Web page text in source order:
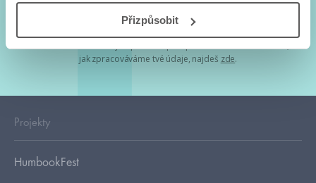
Přizpůsobit
Tvá e-mailová adresa je u nás v bezpečí. Přečti si
jak zpracováváme tvé údaje, najdeš zde.
Projekty
HumbookFest